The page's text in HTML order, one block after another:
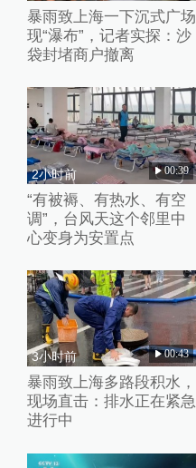
暴雨致上海一下沉式广场
现“瀑布”，记者实探：沙
袋封堵商户撤离
2小时前 00:39
“有被褥、有热水、有空
调”，台风天这个邻里中
心变身为安置点
3小时前 00:43
暴雨致上海多路段积水，
现场直击：排水正在紧急
进行中